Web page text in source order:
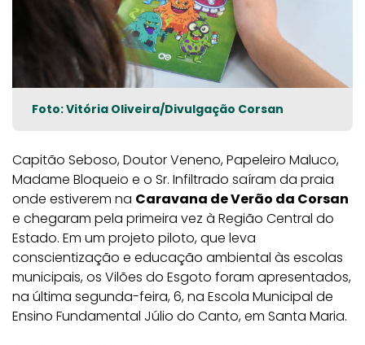
Foto: Vitória Oliveira/Divulgação Corsan
Capitão Seboso, Doutor Veneno, Papeleiro Maluco,
Madame Bloqueio e o Sr. Infiltrado saíram da praia
onde estiverem na Caravana de Verão da Corsan
e chegaram pela primeira vez à Região Central do
Estado. Em um projeto piloto, que leva
conscientização e educação ambiental às escolas
municipais, os Vilões do Esgoto foram apresentados,
na última segunda-feira, 6, na Escola Municipal de
Ensino Fundamental Júlio do Canto, em Santa Maria.